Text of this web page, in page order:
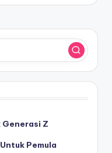
Generasi Z
Pemula